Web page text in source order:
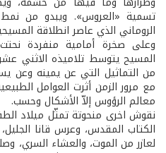
تسمية «العروس». ويبدو من
الروماني الذي عاصر انطلاقة
وعلى صخرة أمامية منفردة
المسيح يتوسط تلاميذه الاثني
من التماثيل التي عن يمينه وعن
مع مرور الزمن أثرت العوامل
معالم الرؤوس إلاّ الأشكال وحسب.
نقوش اخرى منحوتة تمثّل ميلاد
الكتاب المقدس، وعرس قانا
لعازر من الموت، والعشاء السري،